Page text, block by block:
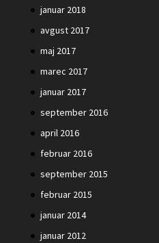
januar 2018
avgust 2017
maj 2017
marec 2017
januar 2017
september 2016
april 2016
februar 2016
september 2015
februar 2015
januar 2014
januar 2012